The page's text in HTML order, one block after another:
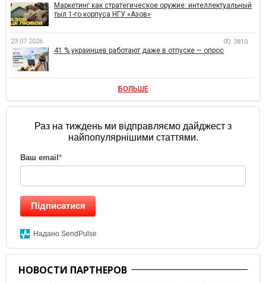
Маркетинг как стратегическое оружие: интеллектуальный
тыл 1-го корпуса НГУ «Азов»
23.07.2026 3810
41 % украинцев работают даже в отпуске — опрос
БОЛЬШЕ
Раз на тиждень ми відправляємо дайджест з
найпопулярнішими статтями.
Ваш email *
Підписатися
Надано SendPulse
НОВОСТИ ПАРТНЕРОВ